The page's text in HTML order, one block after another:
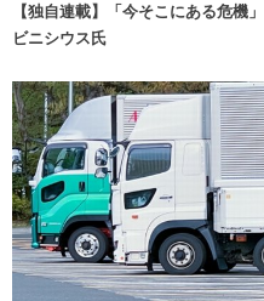
【独自連載】「今そこにある危
ビニシウス氏